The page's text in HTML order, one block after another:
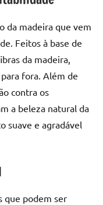
da madeira que vem
Feitos à base de
da madeira,
fora. Além de
contra os
a beleza natural da
suave e agradável
que podem ser